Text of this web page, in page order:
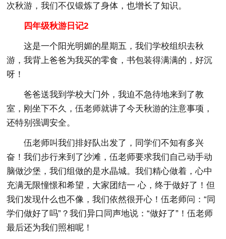
次秋游，我们不仅锻炼了身体，也增长了知识。
四年级秋游日记2
这是一个阳光明媚的星期五，我们学校组织去秋
游，我背上爸爸为我买的零食，书包装得满满的，好沉
呀！
爸爸送我到学校大门外，我迫不急待地来到了教
室，刚坐下不久，伍老师就讲了今天秋游的注意事项，
还特别强调安全。
伍老师叫我们排好队出发了，同学们不知有多兴
奋！我们步行来到了沙滩，伍老师要求我们自己动手动
脑做沙堡，我们组做的是水晶城。我们精心做着，心中
充满无限憧憬和希望，大家团结一 心，终于做好了！但
我们发现什么也不像，我们依然很开心！伍老师问：“同
学们做好了吗”？我们异口同声地说：“做好了”！伍老师
最后还为我们照相呢！